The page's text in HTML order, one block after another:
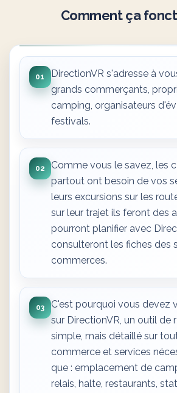
Comment ça
01
DirectionVR s'adresse à
grands commerçants,
camping, organisateurs
festivals.
02
Comme vous le savez, les
partout ont besoin de vos
leurs excursions sur les
sur leur trajet ils feront des
pourront planifier avec
consulteront les fiches des
commerces.
03
C'est pourquoi vous devez
sur DirectionVR, un outil de
simple, mais détaillé sur
commerce et services
que : emplacement de
relais, halte, restaurants,